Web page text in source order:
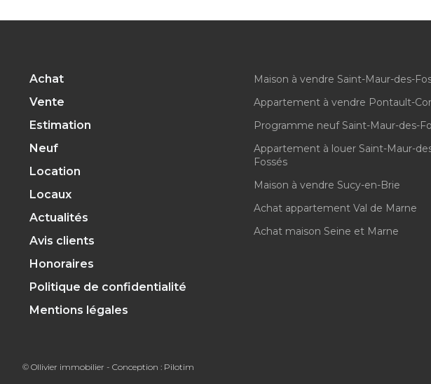
Achat
Vente
Estimation
Neuf
Location
Locaux
Actualités
Avis clients
Honoraires
Politique de confidentialité
Mentions légales
Maison à vendre Saint-Maur-des-
Appartement à vendre Pontault-
Programme neuf Saint-Maur-des-
Appartement à louer Saint-Maur-
Fossés
Maison à vendre Sucy-en-Brie
Achat appartement Val de Marne
Achat maison Seine et Marne
© Ollivier immobilier - Conception : Pilotim